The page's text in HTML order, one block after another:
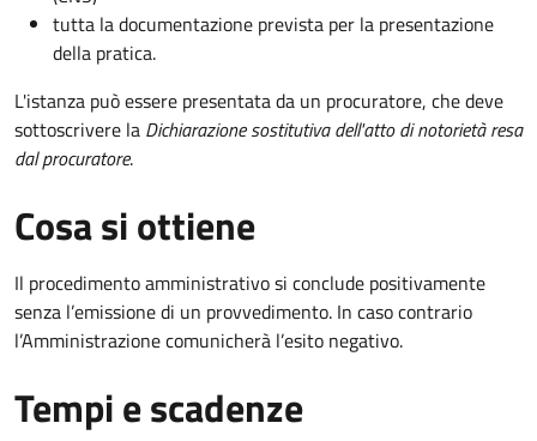
tutta la documentazione prevista per la presentazione
della pratica.
L'istanza può essere presentata da un procuratore, che deve
sottoscrivere la Dichiarazione sostitutiva dell'atto di notorietà resa
dal procuratore.
Cosa si ottiene
Il procedimento amministrativo si conclude positivamente
senza l’emissione di un provvedimento. In caso contrario
l’Amministrazione comunicherà l’esito negativo.
Tempi e scadenze